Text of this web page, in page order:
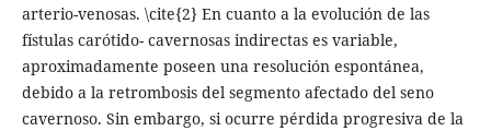
arterio-venosas. \cite{2} En cuanto a la evolución de las
fístulas carótido- cavernosas indirectas es variable,
aproximadamente poseen una resolución espontánea,
debido a la retrombosis del segmento afectado del seno
cavernoso. Sin embargo, si ocurre pérdida progresiva de la